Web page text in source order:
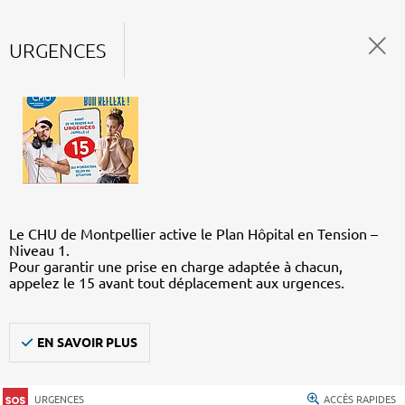
URGENCES
Le CHU de Montpellier active le Plan Hôpital en Tension –
Niveau 1.
Pour garantir une prise en charge adaptée à chacun,
appelez le 15 avant tout déplacement aux urgences.
EN SAVOIR PLUS
URGENCES ACCÈS RAPIDES